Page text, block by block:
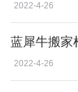
2022-4-26
蓝犀牛搬家
2022-4-26